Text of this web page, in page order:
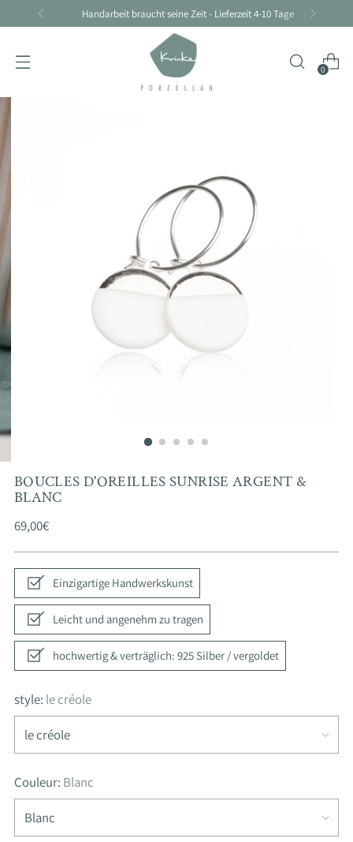
Handarbeit braucht seine Zeit - Lieferzeit 4-10 Tage
0
BOUCLES D'OREILLES SUNRISE ARGENT &
BLANC
Prix
69,00€
Einzigartige Handwerkskunst
Leicht und angenehm zu tragen
hochwertig & verträglich: 925 Silber / vergoldet
style: le créole
Couleur: Blanc